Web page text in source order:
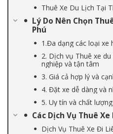
Thuê Xe Du Lịch Tại
Lý Do Nên Chọn
Phú
1.Đa dạng các loại xe
2. Dịch vụ Thuê xe
nghiệp và tận tâm
3. Giá cả hợp lý và
4. Đặt xe dễ dàng và
5. Uy tín và chất
Các Dịch Vụ Thuê
Dịch Vụ Thuê Xe Đi